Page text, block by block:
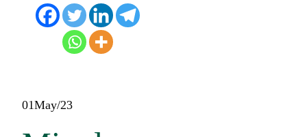
01May/23